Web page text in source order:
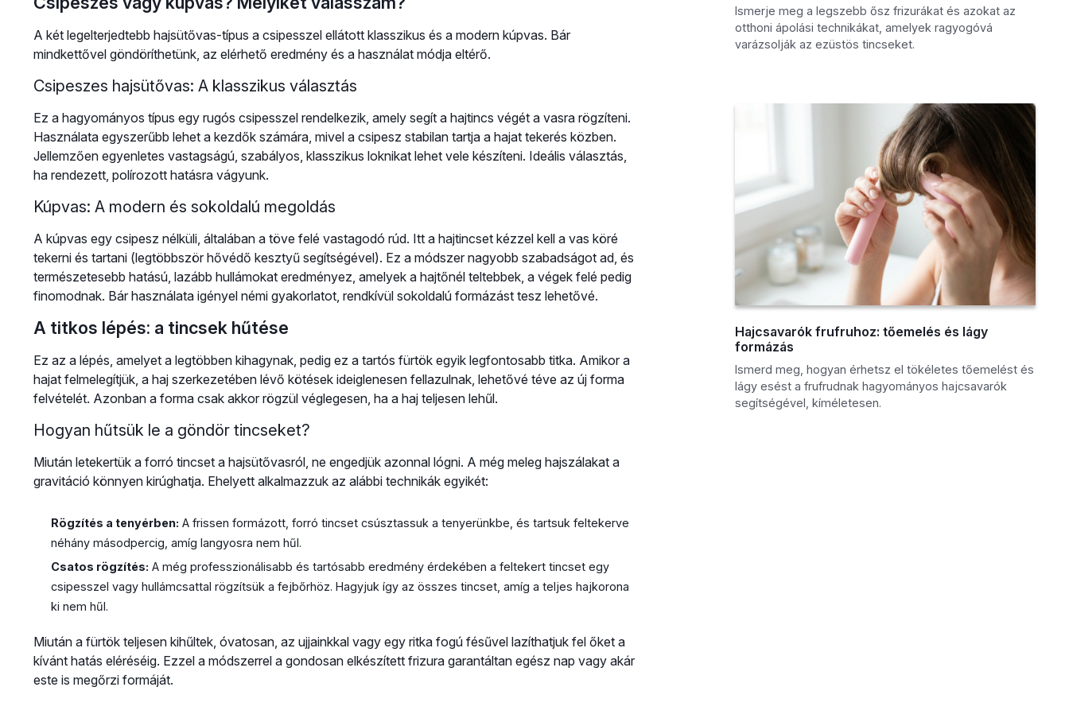
A két legelterjedtebb hajsütővas-típus a csipesszel ellátott klasszikus és a modern kúpvas. Bár
mindkettővel göndöríthetünk, az elérhető eredmény és a használat módja eltérő.
Csipeszes hajsütővas: A klasszikus választás
Ez a hagyományos típus egy rugós csipesszel rendelkezik, amely segít a hajtincs végét a vasra rögzíteni.
Használata egyszerűbb lehet a kezdők számára, mivel a csipesz stabilan tartja a hajat tekerés közben.
Jellemzően egyenletes vastagságú, szabályos, klasszikus loknikat lehet vele készíteni. Ideális választás,
ha rendezett, polírozott hatásra vágyunk.
Kúpvas: A modern és sokoldalú megoldás
A kúpvas egy csipesz nélküli, általában a töve felé vastagodó rúd. Itt a hajtincset kézzel kell a vas köré
tekerni és tartani (legtöbbször hővédő kesztyű segítségével). Ez a módszer nagyobb szabadságot ad, és
természetesebb hatású, lazább hullámokat eredményez, amelyek a hajtőnél teltebbek, a végek felé pedig
finomodnak. Bár használata igényel némi gyakorlatot, rendkívül sokoldalú formázást tesz lehetővé.
A titkos lépés: a tincsek hűtése
Ez az a lépés, amelyet a legtöbben kihagynak, pedig ez a tartós fürtök egyik legfontosabb titka. Amikor a
hajat felmelegítjük, a haj szerkezetében lévő kötések ideiglenesen fellazulnak, lehetővé téve az új forma
felvételét. Azonban a forma csak akkor rögzül véglegesen, ha a haj teljesen lehűl.
Hogyan hűtsük le a göndör tincseket?
Miután letekertük a forró tincset a hajsütővasról, ne engedjük azonnal lógni. A még meleg hajszálakat a
gravitáció könnyen kirúghatja. Ehelyett alkalmazzuk az alábbi technikák egyikét:
Rögzítés a tenyérben: A frissen formázott, forró tincset csúsztassuk a tenyerünkbe, és tartsuk feltekerve
néhány másodpercig, amíg langyosra nem hűl.
Csatos rögzítés: A még professzionálisabb és tartósabb eredmény érdekében a feltekert tincset egy
csipesszel vagy hullámcsattal rögzítsük a fejbőrhöz. Hagyjuk így az összes tincset, amíg a teljes hajkorona
ki nem hűl.
Miután a fürtök teljesen kihűltek, óvatosan, az ujjainkkal vagy egy ritka fogú fésűvel lazíthatjuk fel őket a
kívánt hatás eléréséig. Ezzel a módszerrel a gondosan elkészített frizura garantáltan egész nap vagy akár
este is megőrzi formáját.
Ismerje meg a legszebb ősz frizurákat és azokat az
otthoni ápolási technikákat, amelyek ragyogóvá
varázsolják az ezüstös tincseket.
Hajcsavarók frufruhoz: tőemelés és lágy
formázás
Ismerd meg, hogyan érhetsz el tökéletes tőemelést és
lágy esést a frufrudnak hagyományos hajcsavarók
segítségével, kíméletesen.